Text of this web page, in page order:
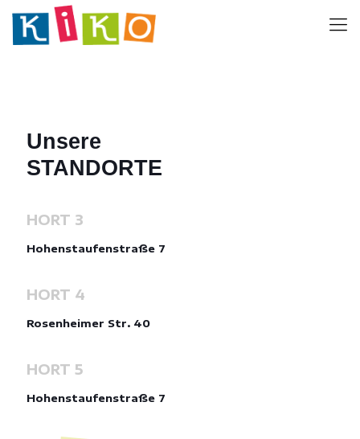
Unsere
STANDORTE
HORT 3
Hohenstaufenstraße 7
HORT 4
Rosenheimer Str. 40
HORT 5
Hohenstaufenstraße 7